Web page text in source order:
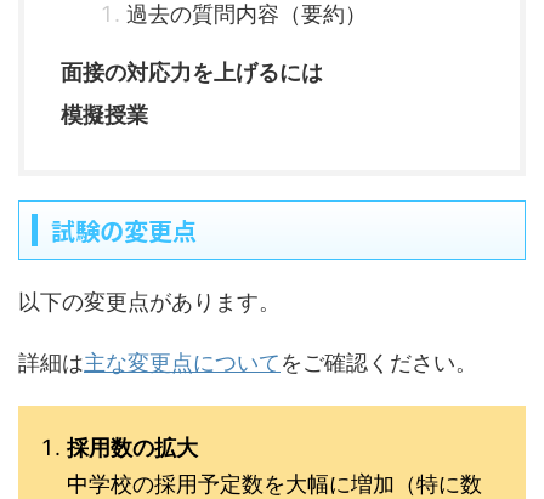
過去の質問内容（要約）
面接の対応力を上げるには
模擬授業
試験の変更点
以下の変更点があります。
詳細は主な変更点についてをご確認ください。
採用数の拡大
中学校の採用予定数を大幅に増加（特に数